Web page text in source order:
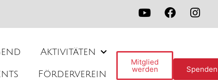
Aktivitäten
Förderverein
Mitglied
werden Spenden